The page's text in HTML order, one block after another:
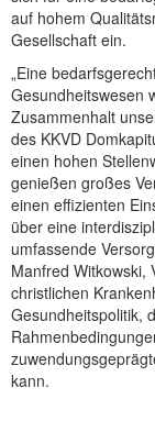
Gesundheit
Mitglieder-
NEUER BEITRAG
auf hohem
Gesellschaft ein.
„Eine
Gesundheitswesen
Zusammenhalt
des KKVD
einen hohen
genießen großes
einen effizienten
über eine
umfassende
Manfred Witkowski,
christlichen
Gesundheitspolitik,
kann.